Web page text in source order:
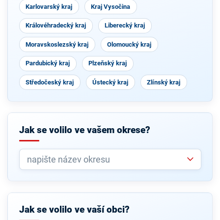
Karlovarský kraj Kraj Vysočina
Královéhradecký kraj Liberecký kraj
Moravskoslezský kraj Olomoucký kraj
Pardubický kraj Plzeňský kraj
Středočeský kraj Ústecký kraj Zlínský kraj
Jak se volilo ve vašem okrese?
Jak se volilo ve vaší obci?